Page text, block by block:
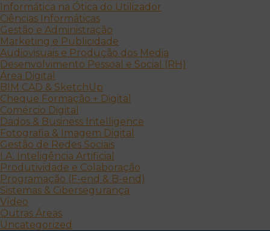
Informática na Ótica do Utilizador
Ciências Informáticas
Gestão e Administração
Marketing e Publicidade
Audiovisuais e Produção dos Media
Desenvolvimento Pessoal e Social (RH)
Área Digital
BIM CAD & SketchUp
Cheque Formação + Digital
Comércio Digital
Dados & Business Intelligence
Fotografia & Imagem Digital
Gestão de Redes Sociais
I.A. Inteligência Artificial
Produtividade e Colaboração
Programação (F-end & B-end)
Sistemas & Cibersegurança
Vídeo
Outras Áreas
Uncategorized